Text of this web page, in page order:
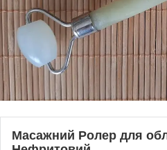
Масажний Ролер для